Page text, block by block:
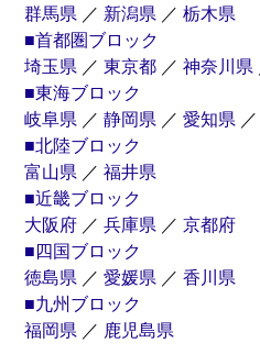
群馬県 ／ 新潟県 ／ 栃木県
■首都圏ブロック
埼玉県 ／ 東京都 ／ 神奈川県
■東海ブロック
岐阜県 ／ 静岡県 ／ 愛知県 ／
■北陸ブロック
富山県 ／ 福井県
■近畿ブロック
大阪府 ／ 兵庫県 ／ 京都府
■四国ブロック
徳島県 ／ 愛媛県 ／ 香川県
■九州ブロック
福岡県 ／ 鹿児島県